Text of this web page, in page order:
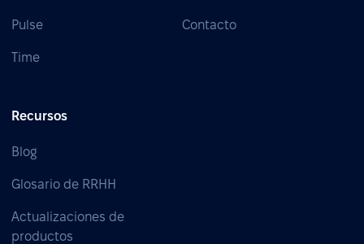
Pulse
Time
Contacto
Recursos
Blog
Glosario de RRHH
Actualizaciones de
productos